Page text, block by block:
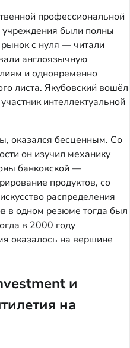
профессиональной
были полны
рынок с нуля — читали
англоязычную
и одновременно
листа. Якубовский вошёл
интеллектуальной
оказался бесценным. Со
он изучил механику
банковской —
продуктов, со
распределения
в одном резюме тогда был
в 2000 году
оказалось на вершине
и
на